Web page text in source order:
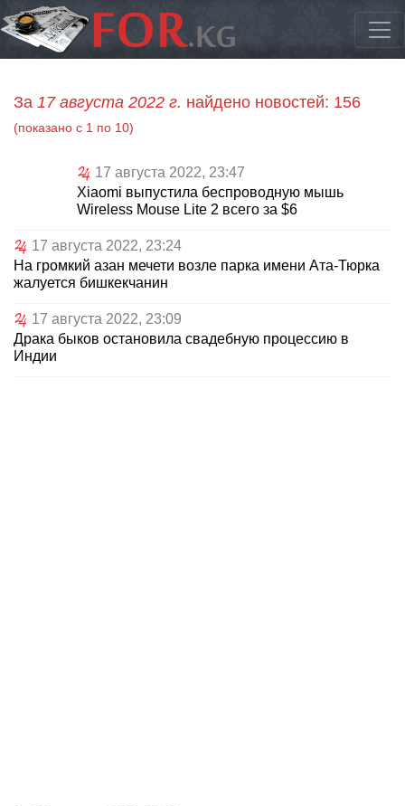
За 17 августа 2022 г. найдено новостей: 156
(показано с 1 по 10)
17 августа 2022, 23:47
Xiaomi выпустила беспроводную мышь
Wireless Mouse Lite 2 всего за $6
17 августа 2022, 23:24
На громкий азан мечети возле парка имени Ата-Тюрка
жалуется бишкекчанин
17 августа 2022, 23:09
Драка быков остановила свадебную процессию в
Индии